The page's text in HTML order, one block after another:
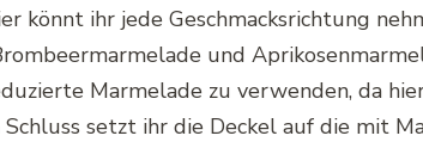
könnt ihr jede Geschmacksrichtung
und
Marmelade zu verwenden, da
Schluss setzt ihr die Deckel auf die mit